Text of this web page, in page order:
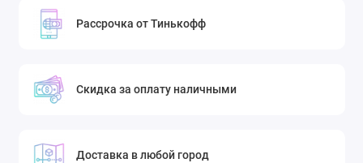
Рассрочка от Тинькофф
Скидка за оплату наличными
Доставка в любой город